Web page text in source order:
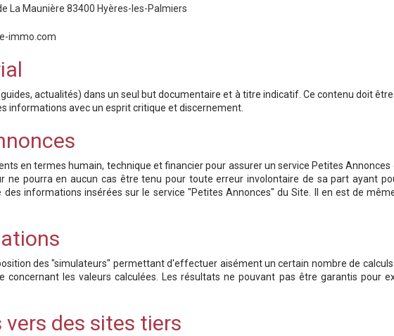
La Maunière 83400 Hyères-les-Palmiers
immo.com
actualités) dans un seul but documentaire et à titre indicatif. Ce contenu doit
informations avec un esprit critique et discernement.
en termes humain, technique et financier pour assurer un service Petites
ne pourra en aucun cas être tenu pour toute erreur involontaire de sa part ayant
informations insérées sur le service "Petites Annonces" du Site. Il en est de
des "simulateurs" permettant d'effectuer aisément un certain nombre de
concernant les valeurs calculées. Les résultats ne pouvant pas être garantis pour
des sites tiers